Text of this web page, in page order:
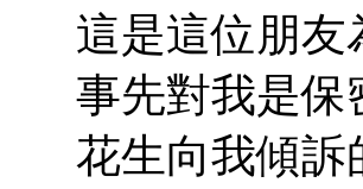
這是這位朋友
事先對我是保
花生向我傾訴